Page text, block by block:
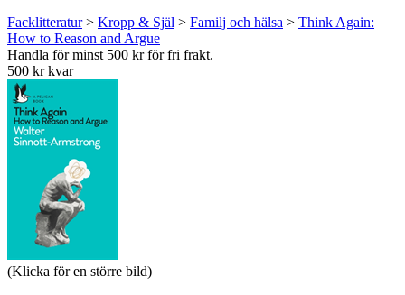
Facklitteratur> Kropp & Själ > Familj och hälsa > Think Again:
How to Reason and Argue
Handla för minst 500 kr för fri frakt.
500 kr kvar
(Klicka för en större bild)